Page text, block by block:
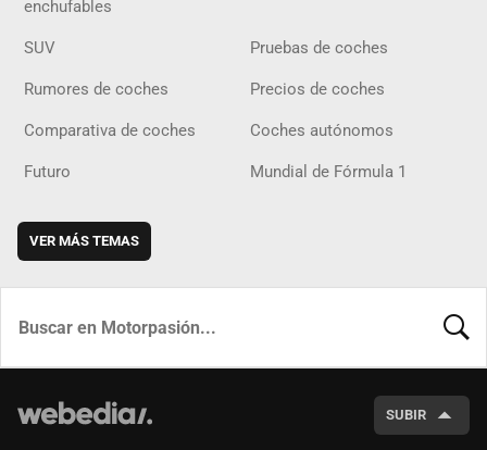
enchufables
SUV Pruebas de coches
Rumores de coches Precios de coches
Comparativa de coches Coches autónomos
Futuro Mundial de Fórmula 1
VER MÁS TEMAS
SUBIR